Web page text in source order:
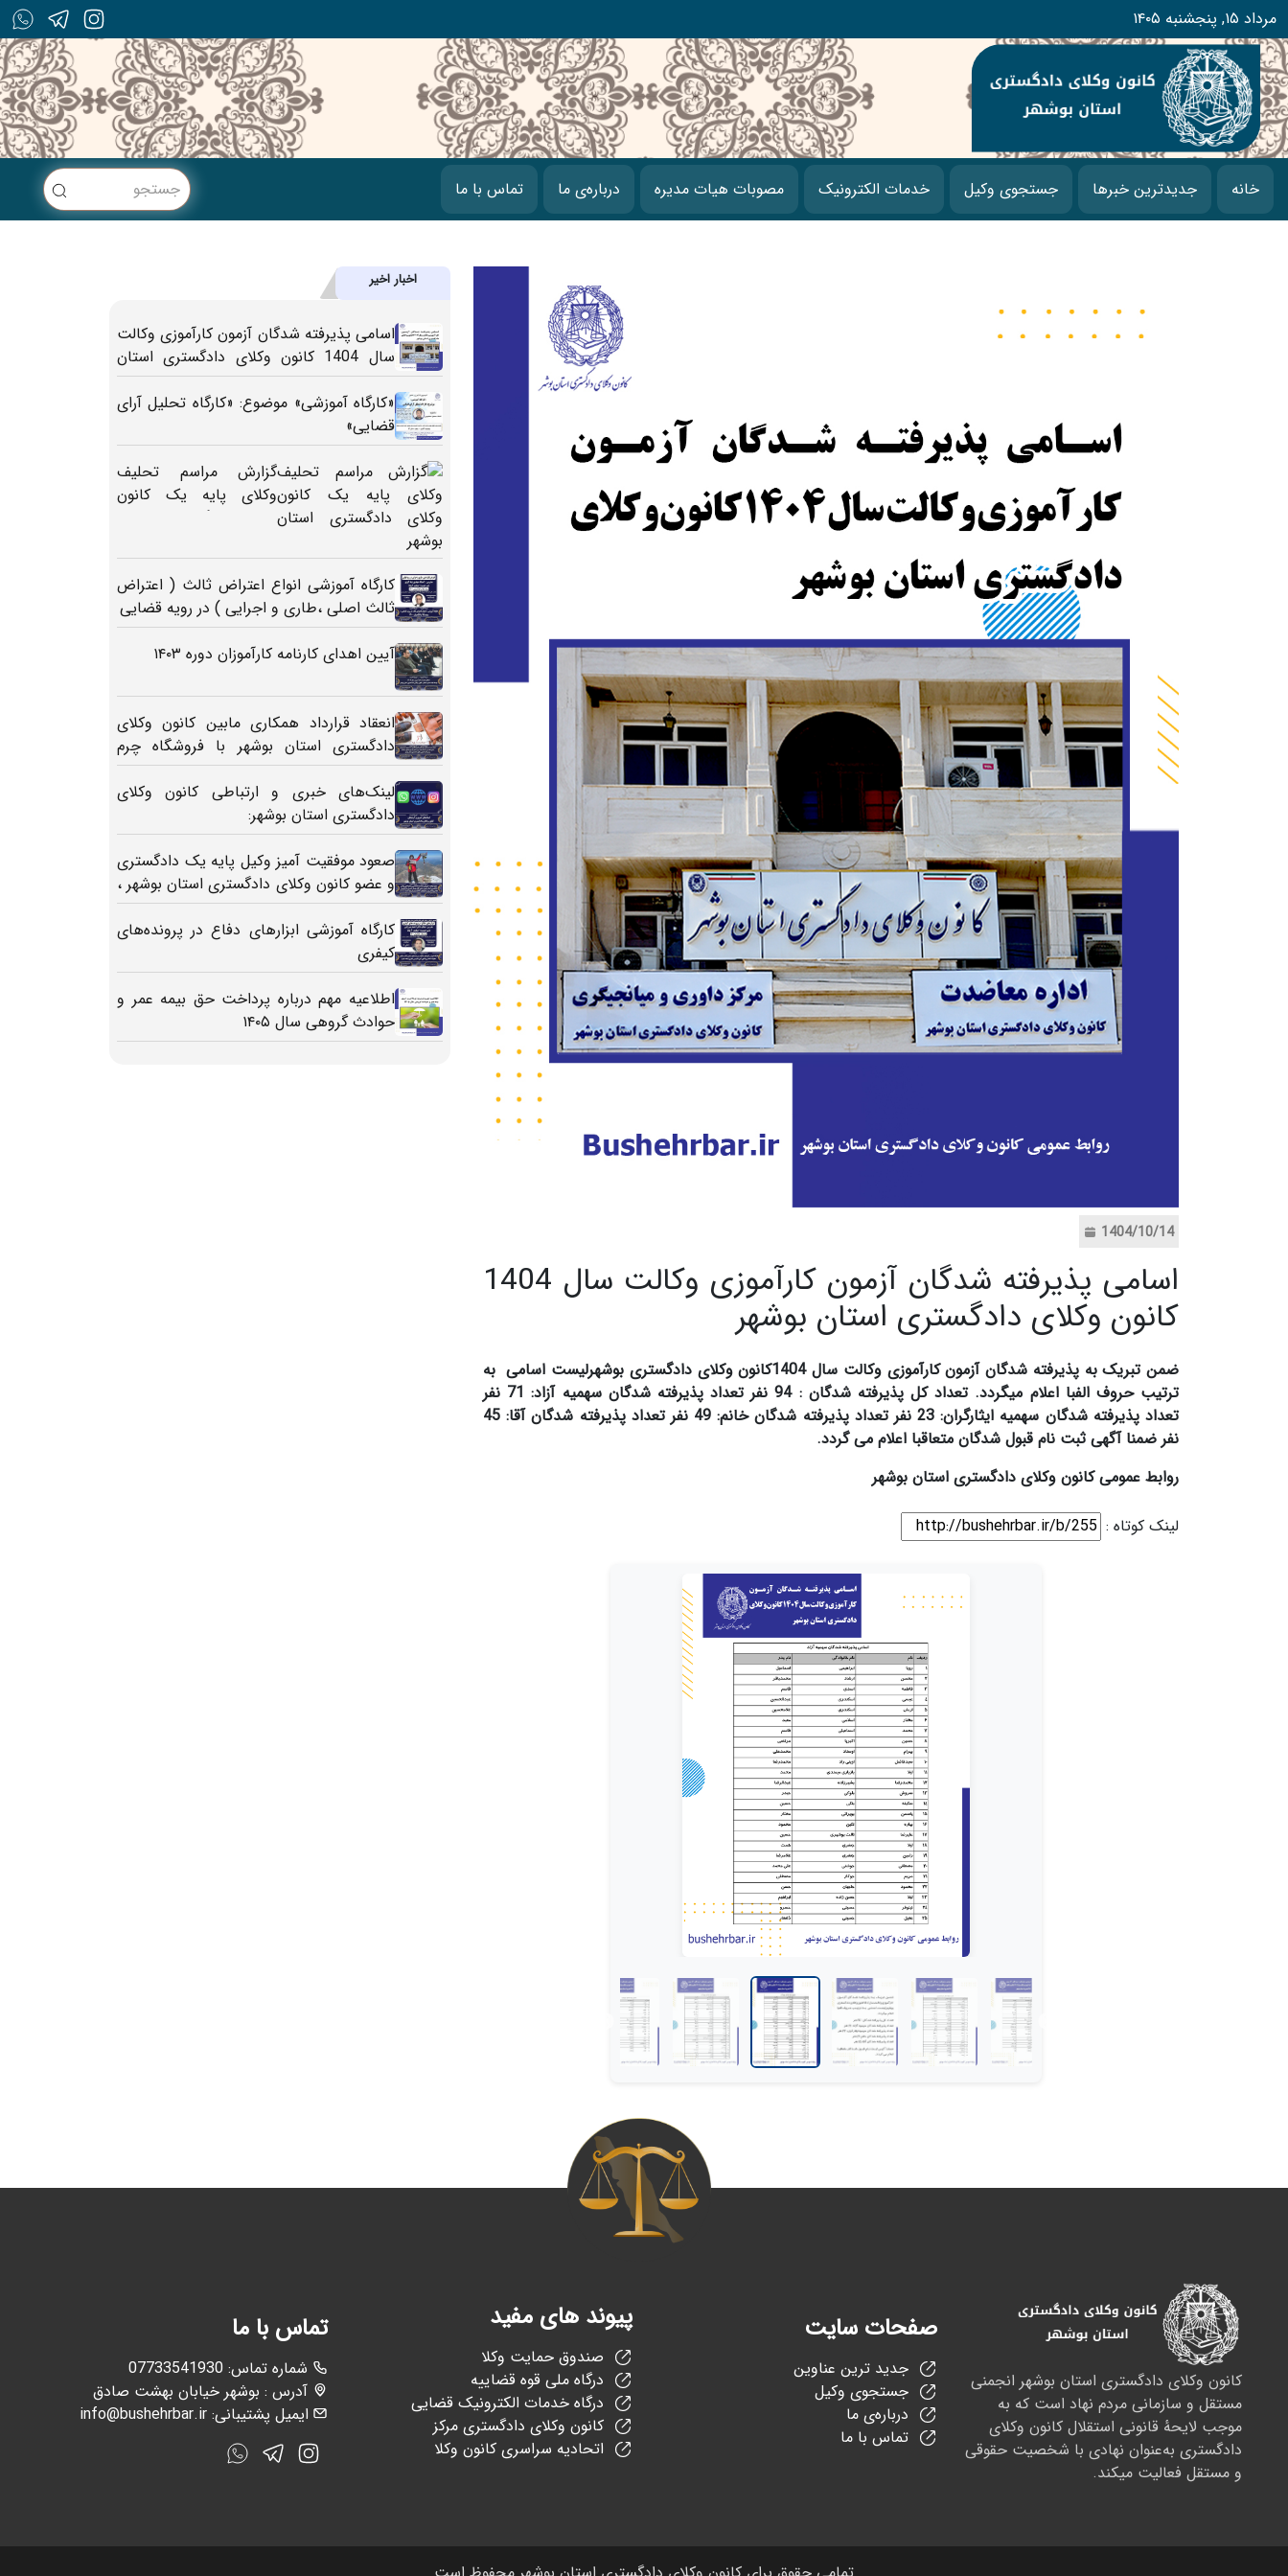
۱۴۰۵ مرداد ۱۵, پنجشنبه
خانه جدیدترین خبرها جستجوی وکیل خدمات الکترونیک مصوبات هیات مدیره درباره‌ی ما تماس با ما
1404/10/14
اسامی پذیرفته شدگان آزمون کارآموزی وکالت سال 1404
کانون وکلای دادگستری استان بوشهر
ضمن تبریک به پذیرفته شدگان آزمون کارآموزی وکالت سال 1404کانون وکلای دادگستری بوشهرلیست اسامی به
ترتیب حروف الفبا اعلام میگردد. تعداد کل پذیرفته شدگان : 94 نفر تعداد پذیرفته شدگان سهمیه آزاد: 71 نفر
تعداد پذیرفته شدگان سهمیه ایثارگران: 23 نفر تعداد پذیرفته شدگان خانم: 49 نفر تعداد پذیرفته شدگان آقا: 45
نفر ضمنا آگهی ثبت نام قبول شدگان متعاقبا اعلام می گردد.
روابط عمومی کانون وکلای دادگستری استان بوشهر
لینک کوتاه :
اخبار اخیر
اسامی پذیرفته شدگان آزمون کارآموزی وکالت
سال 1404 کانون وکلای دادگستری استان
بوشهر
«کارگاه آموزشی» موضوع: «کارگاه تحلیل آرای
قضایی»
گزارش مراسم تحلیف
وکلای پایه یک کانون
وکلای دادگستری استان
کارگاه آموزشی انواع اعتراض ثالث ( اعتراض
ثالث اصلی ،طاری و اجرایی ) در رویه قضایی
آیین اهدای کارنامه کارآموزان دوره ۱۴۰۳
انعقاد قرارداد همکاری مابین کانون وکلای
دادگستری استان بوشهر با فروشگاه چرم
M&J
لینک‌های خبری و ارتباطی کانون وکلای
دادگستری استان بوشهر:
صعود موفقیت آمیز وکیل پایه یک دادگستری
و عضو کانون وکلای دادگستری استان بوشهر ،
جناب آقای یوسف حیدری به بلندترین قله
اروپا (البروس)
کارگاه آموزشی ابزارهای دفاع در پرونده‌های
کیفری
اطلاعیه مهم درباره پرداخت حق بیمه عمر و
حوادث گروهی سال ۱۴۰۵
کانون وکلای دادگستری استان بوشهر انجمنی
مستقل و سازمانی مردم نهاد است که به
موجب لایحهٔ قانونی استقلال کانون وکلای
دادگستری به‌عنوان نهادی با شخصیت حقوقی
و مستقل فعالیت میکند.
صفحات سایت
جدید ترین عناوین
جستجوی وکیل
درباره‌ی ما
تماس با ما
پیوند های مفید
صندوق حمایت وکلا
درگاه ملی قوه قضاییه
درگاه خدمات الکترونیک قضایی
کانون وکلای دادگستری مرکز
اتحادیه سراسری کانون وکلا
تماس با ما
07733541930
آدرس : بوشهر خیابان بهشت صادق
ایمیل پشتیبانی: info@bushehrbar.ir